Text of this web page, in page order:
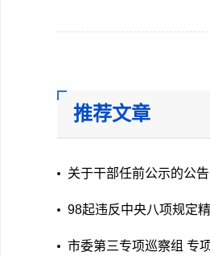
推荐文章
关于干部任前公示的公告
98起违反中央八项规定
市委第三专项巡察组 专